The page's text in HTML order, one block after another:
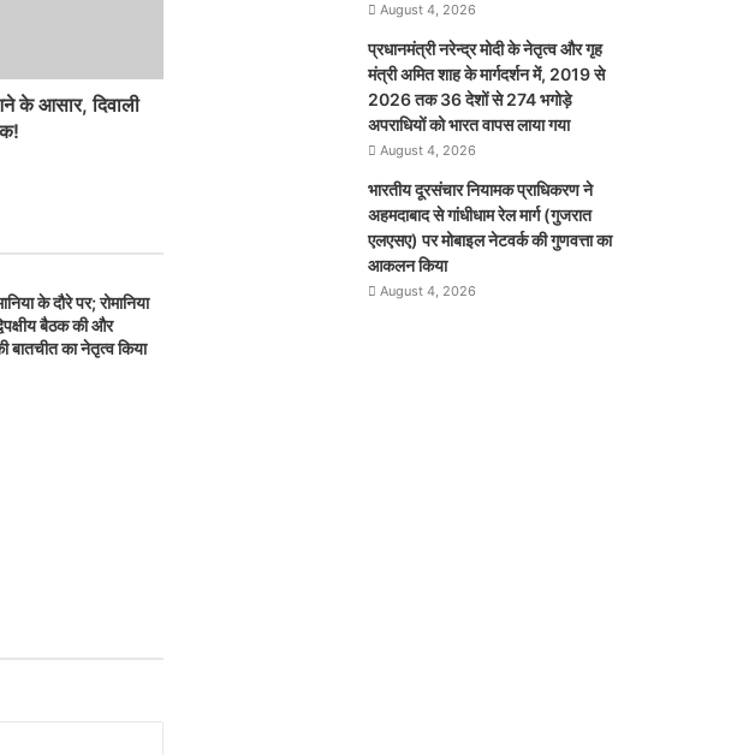
के आसार, दिवाली
के दौरे पर; रोमानिया
बैठक की और
बातचीत का नेतृत्व किया
August 4, 2026
प्रधानमंत्री नरेन्द्र मोदी के नेतृत्व और गृह
मंत्री अमित शाह के मार्गदर्शन में, 2019 से
2026 तक 36 देशों से 274 भगोड़े
अपराधियों को भारत वापस लाया गया
August 4, 2026
भारतीय दूरसंचार नियामक प्राधिकरण ने
अहमदाबाद से गांधीधाम रेल मार्ग (गुजरात
एलएसए) पर मोबाइल नेटवर्क की गुणवत्ता का
आकलन किया
August 4, 2026